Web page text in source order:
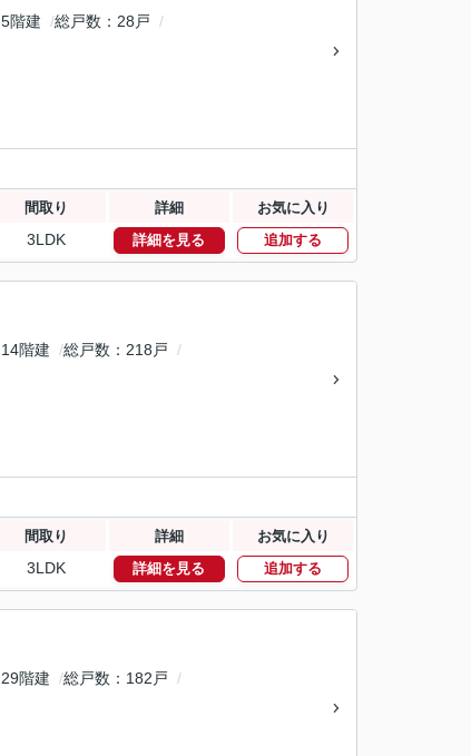
5階建 総戸数
28戸
間取り 詳細 お気に入り
3LDK 詳細を見る 追加する
14階建 総戸数
218戸
間取り 詳細 お気に入り
3LDK 詳細を見る 追加する
29階建 総戸数
182戸